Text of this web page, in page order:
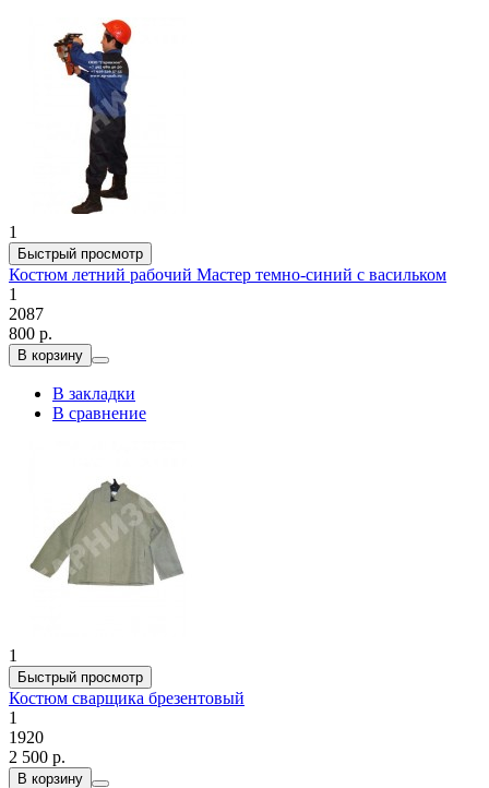
1
Быстрый просмотр
Костюм летний рабочий Мастер темно-синий с васильком
1
2087
800 р.
В корзину
В закладки
В сравнение
1
Быстрый просмотр
Костюм сварщика брезентовый
1
1920
2 500 р.
В корзину